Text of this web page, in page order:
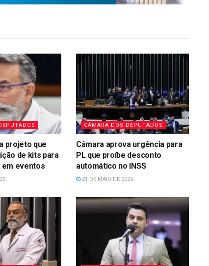
projeto que
de kits para
em eventos
CÂMARA DOS DEPUTADOS
Câmara aprova urgência para
PL que proíbe desconto
automático no INSS
21 DE MAIO DE 2025